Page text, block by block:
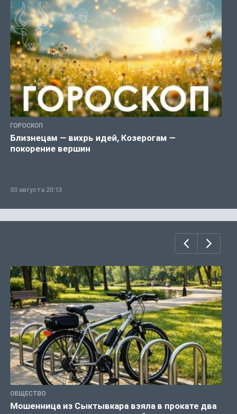
ГОРОСКОП
Близнецам — вихрь идей, Козерогам —
покорение вершин
03 августа 20:13
ОБЩЕСТВО
Мошенница из Сыктывкара взяла в прокате два